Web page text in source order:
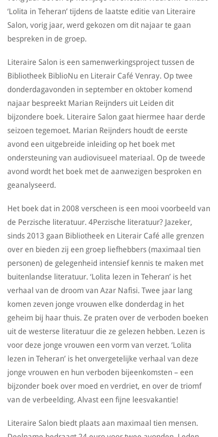
‘Lolita in Teheran’ tijdens de laatste editie van Literaire
Salon, vorig jaar, werd gekozen om dit najaar te gaan
bespreken in de groep.
Literaire Salon is een samenwerkingsproject tussen de
Bibliotheek BiblioNu en Literair Café Venray. Op twee
donderdagavonden in september en oktober komend
najaar bespreekt Marian Reijnders uit Leiden dit
bijzondere boek. Literaire Salon gaat hiermee haar derde
seizoen tegemoet. Marian Reijnders houdt de eerste
avond een uitgebreide inleiding op het boek met
ondersteuning van audiovisueel materiaal. Op de tweede
avond wordt het boek met de aanwezigen besproken en
geanalyseerd.
Het boek dat in 2008 verscheen is een mooi voorbeeld van
de Perzische literatuur. 4Perzische literatuur? Jazeker,
sinds 2013 gaan Bibliotheek en Literair Café alle grenzen
over en bieden zij een groep liefhebbers (maximaal tien
personen) de gelegenheid intensief kennis te maken met
buitenlandse literatuur. ‘Lolita lezen in Teheran’ is het
verhaal van de droom van Azar Nafisi. Twee jaar lang
komen zeven jonge vrouwen elke donderdag in het
geheim bij haar thuis. Ze praten over de verboden boeken
uit de westerse literatuur die ze gelezen hebben. Lezen is
voor deze jonge vrouwen een vorm van verzet. ‘Lolita
lezen in Teheran’ is het onvergetelijke verhaal van deze
jonge vrouwen en hun verboden bijeenkomsten – een
bijzonder boek over moed en verdriet, en over de triomf
van de verbeelding. Alvast een fijne leesvakantie!
Literaire Salon biedt plaats aan maximaal tien mensen.